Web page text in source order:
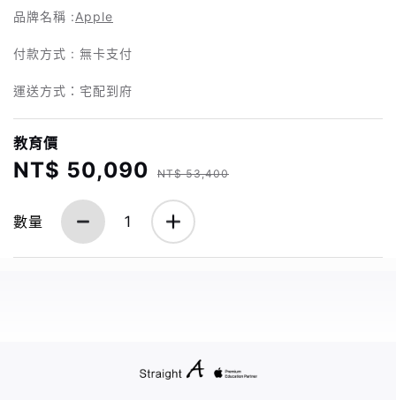
品牌名稱 :Apple
付款方式 : 無卡支付
運送方式：宅配到府
教育價
NT$ 50,090 NT$ 53,400
數量 1